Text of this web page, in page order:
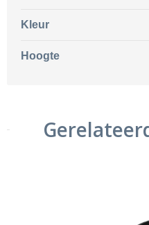
Kleur
Hoogte